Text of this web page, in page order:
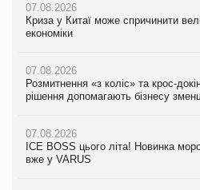
07.08.2026
Криза у Китаї може спричинити
економіки
07.08.2026
Розмитнення «з коліс» та крос-
рішення допомагають бізнесу
07.08.2026
ICE BOSS цього літа! Новинка
вже у VARUS
07.08.2026
ICE BOSS цього літа! Новинка
07.08.2026
EVA.UA запустила кампанію «Хто б
06.08.2026
Смачна новинка для хвостатих: у
07.08.2026
Криза у Китаї може спричинити
економіки
07.08.2026
Kraft Heinz скоротила збиток у
Продажі Hugo Boss впали на 9%